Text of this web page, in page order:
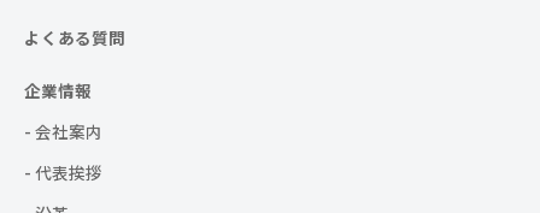
よくある質問
企業情報
- 会社案内
- 代表挨拶